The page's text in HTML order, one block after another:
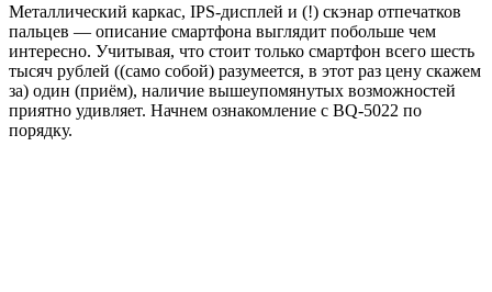
Металлический каркас, IPS-дисплей и (!) скэнар отпечатков
пальцев — описание смартфона выглядит побольше чем
интересно. Учитывая, что стоит только смартфон всего шесть
тысяч рублей ((само собой) разумеется, в этот раз цену скажем
за) один (приём), наличие вышеупомянутых возможностей
приятно удивляет. Начнем ознакомление с BQ-5022 по
порядку.